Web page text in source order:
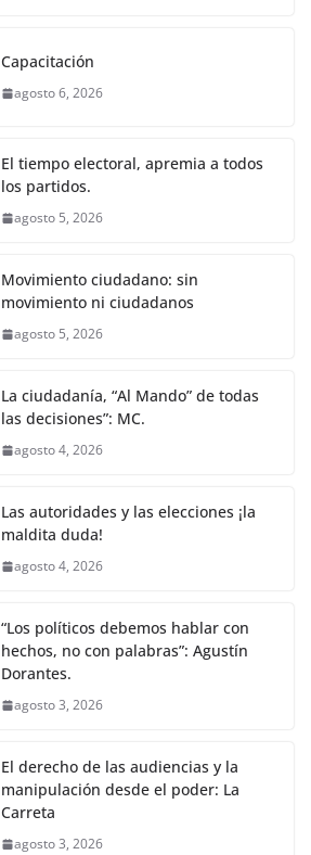
s
A
p
e
n
er
Capacitación
agosto 6, 2026
El tiempo electoral, apremia a todos
los partidos.
agosto 5, 2026
Movimiento ciudadano: sin
movimiento ni ciudadanos
agosto 5, 2026
La ciudadanía, “Al Mando” de todas
las decisiones”: MC.
agosto 4, 2026
Las autoridades y las elecciones ¡la
maldita duda!
agosto 4, 2026
“Los políticos debemos hablar con
hechos, no con palabras”: Agustín
Dorantes.
agosto 3, 2026
El derecho de las audiencias y la
manipulación desde el poder: La
Carreta
agosto 3, 2026